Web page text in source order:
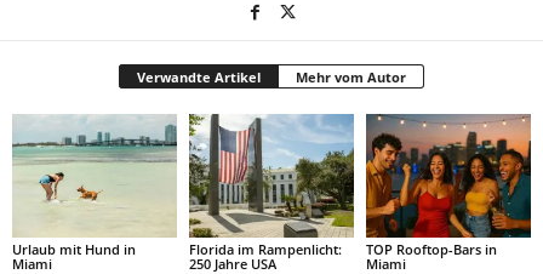
Verwandte Artikel Mehr vom Autor
Urlaub mit Hund in
Miami
Florida im Rampenlicht:
250 Jahre USA
TOP Rooftop-Bars in
Miami